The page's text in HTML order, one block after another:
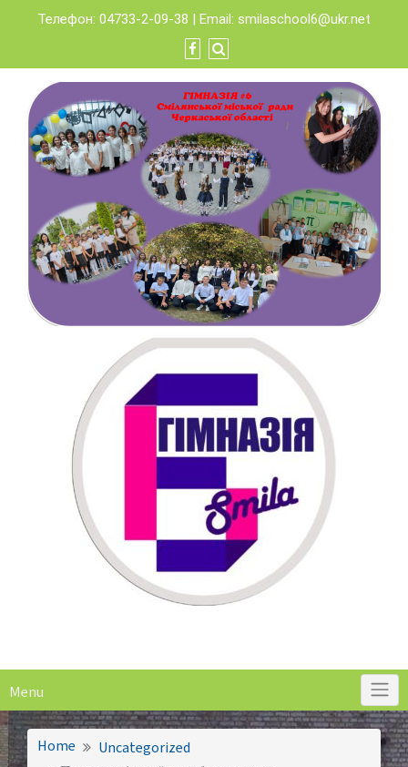
content
Телефон: 04733-2-09-38 | Email: smilaschool6@ukr.net
Menu
Home
Uncategorized